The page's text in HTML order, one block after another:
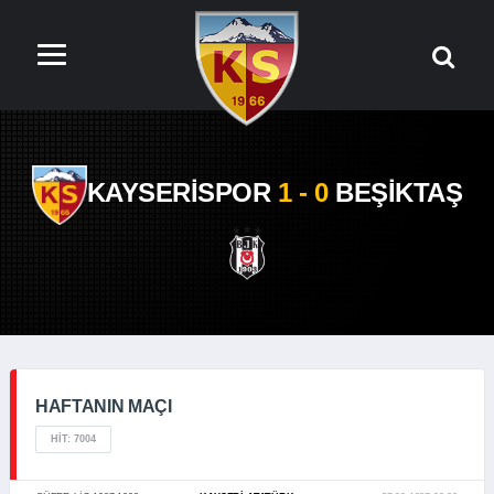
KAYSERİSPOR 1 - 0 BEŞİKTAŞ
HAFTANIN MAÇI
HIT: 7004